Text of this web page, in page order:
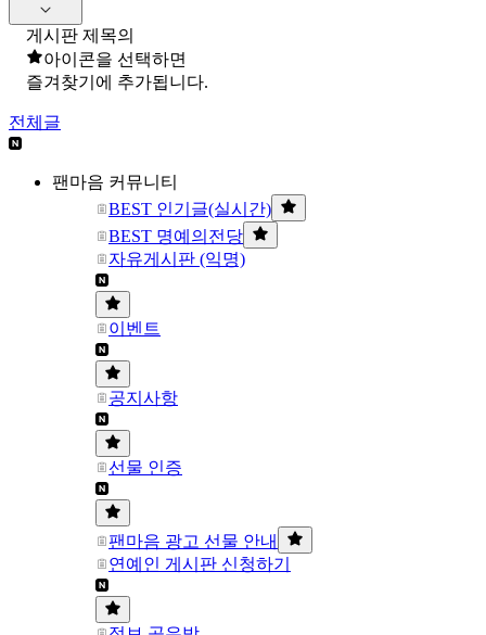
게시판 제목의
아이콘을 선택하면
즐겨찾기에 추가됩니다.
전체글
팬마음 커뮤니티
BEST 인기글(실시간)
BEST 명예의전당
자유게시판 (익명)
이벤트
공지사항
선물 인증
팬마음 광고 선물 안내
연예인 게시판 신청하기